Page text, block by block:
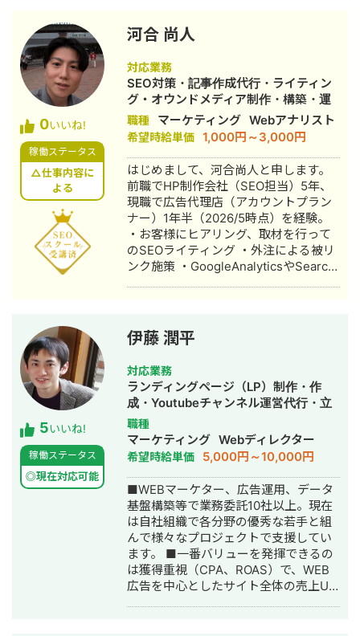
でフォロワー単価49円を実現 ・手相チ
ャンネル：動画2本で収益化 ・スピリ
チュアルチャンネル：動画4本で収益化
・釣り／野球／観光系など複数ジャン
ルのYouTube運用 を経験しています。
単なる運用代行ではなく、 「集客→教
育→成約」までを一つの流れとして設
計するのが強みです。 特に、店舗ビジ
ネスや講座ビジネス、 スピリチュアル
系コンテンツのYouTube運用は得意分
野です。 30〜90万円帯の講座販売導線
の設計経験もあり、 売上に直結するマ
ーケティング設計を意識して取り組ん
でいます。案件によっては、 「何をや
るべきか分からない」状態から相談さ
れることも多いです。 その場合でも、
現状整理から一緒に設計します。
0いいね!
稼働ステータス
△仕事内容に
よる
河合 尚人
対応業務
SEO対策・記事作成代行・ライティン
グ・オウンドメディア制作・構築・運
用代行・AI活用
職種 マーケティング Webアナリスト
希望時給単価 1,000円～3,000円
はじめまして、河合尚人と申します。
前職でHP制作会社（SEO担当）5年、
現職で広告代理店（アカウントプラン
ナー）1年半（2026/5時点）を経験。
・お客様にヒアリング、取材を行って
のSEOライティング ・外注による被リ
ンク施策 ・GoogleAnalyticsやSearch
集 ・構造化マークアップの設置 などで
の経験があり、実際にお問い合わせの
発生にもつながったことがあります。
主に中小企業の建設系のお客様のサイ
トを対策させていただいておりまし
た。実際にお話を伺っての対策が重要
と考えておりますので、現時点でのサ
イトの課題点の洗い出しから、取材や
写真撮影などを通して魅力的な記事の
作成をさせていただければと存じま
す。
5いいね!
稼働ステータス
◎現在対応可能
伊藤 潤平
対応業務
ランディングページ（LP）制作・作
成・Youtubeチャンネル運営代行・立
ち上げ・SNS運用代行・バナー制作・
デザイン・リスティング広告運用代
行・オウンドメディア制作・構築・運
用代行・動画制作・動画編集・AI活用
職種
マーケティング Webディレクター
希望時給単価 5,000円～10,000円
■WEBマーケター、広告運用、データ
基盤構築等で業務委託10社以上。現在
は自社組織で各分野の優秀な若手と組
んで様々なプロジェクトで支援してい
ます。 ■一番バリューを発揮できるの
は獲得重視（CPA、ROAS）で、WEB
広告を中心としたサイト全体の売上UP